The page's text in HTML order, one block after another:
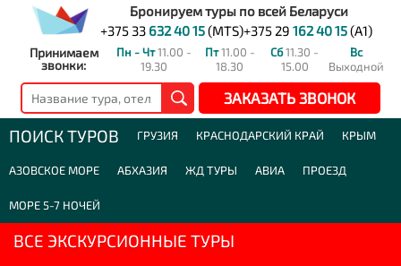
Бронируем туры по всей Беларуси
+375 33 632 40 15(MTS)+375 29 162 40 15(A1)
Принимаем
звонки:
Пн - Чт11.00 -
19.30
Пт11.00 -
18.30
Сб11.30 -
15.00
Вс
Выходной
ЗАКАЗАТЬ ЗВОНОК
ПОИСК ТУРОВ ГРУЗИЯ КРАСНОДАРСКИЙ КРАЙ КРЫМ
АЗОВСКОЕ МОРЕ АБХАЗИЯ ЖД ТУРЫ АВИА ПРОЕЗД
МОРЕ 5-7 НОЧЕЙ
ВСЕ ЭКСКУРСИОННЫЕ ТУРЫ